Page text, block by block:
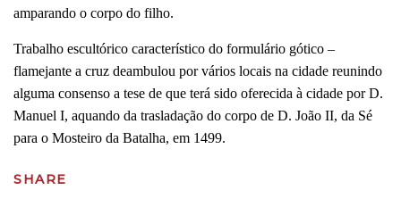
amparando o corpo do filho.
Trabalho escultórico característico do formulário gótico –
flamejante a cruz deambulou por vários locais na cidade reunindo
alguma consenso a tese de que terá sido oferecida à cidade por D.
Manuel I, aquando da trasladação do corpo de D. João II, da Sé
para o Mosteiro da Batalha, em 1499.
SHARE